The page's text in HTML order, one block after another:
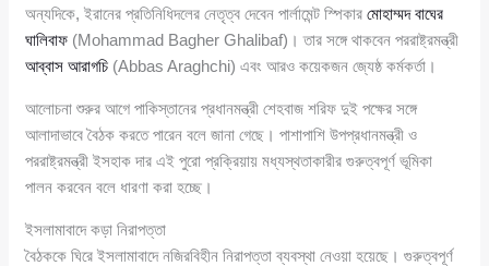
অন্যদিকে, ইরানের প্রতিনিধিদলের নেতৃত্ব দেবেন পার্লামেন্ট স্পিকারমোহাম্মদ বাঘের
ঘালিবাফ (Mohammad Bagher Ghalibaf)। তার সঙ্গে থাকবেন পররাষ্ট্রমন্ত্রী
আব্বাস আরাগচি (Abbas Araghchi) এবং আরও কয়েকজন জ্যেষ্ঠ কর্মকর্তা।
আলোচনা শুরুর আগে পাকিস্তানের প্রধানমন্ত্রী শেহবাজ শরিফ দুই পক্ষের সঙ্গে
আলাদাভাবে বৈঠক করতে পারেন বলে জানা গেছে। পাশাপাশি উপপ্রধানমন্ত্রী ও
পররাষ্ট্রমন্ত্রী ইসহাক দার এই পুরো প্রক্রিয়ায় মধ্যস্থতাকারীর গুরুত্বপূর্ণ ভূমিকা
পালন করবেন বলে ধারণা করা হচ্ছে।
ইসলামাবাদে কড়া নিরাপত্তা
বৈঠককে ঘিরে ইসলামাবাদে নজিরবিহীন নিরাপত্তা ব্যবস্থা নেওয়া হয়েছে। গুরুত্বপূর্ণ